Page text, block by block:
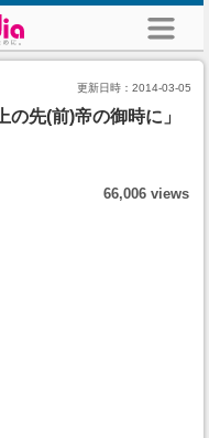
更新日時： 2014-03-05
先(前)帝の御時に」
66,006 views